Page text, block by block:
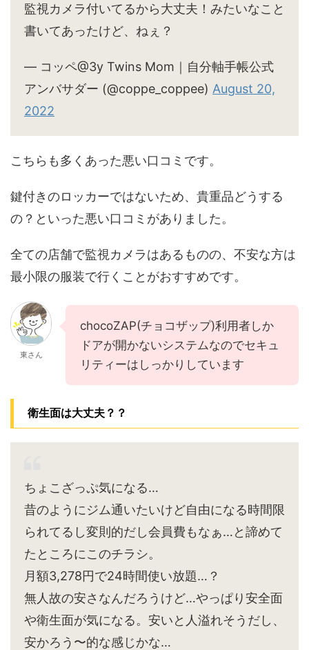
監視カメラ付いてるから大丈夫！みたいなこと
書いてあったけど、ねぇ？
— コッペ@3y Twins Mom｜自分軸手帳公式
アンバサダー (@coppe_coppee) August 20,
2022
こちらも多くあった悪い口コミです。
鍵付きのロッカーではないため、貴重品どうする
の？といった悪い口コミがありました。
全ての店舗で監視カメラはあるものの、不安な方は
最小限の服装で行くことがおすすめです。
東さん
chocoZAP(チョコザップ)利用者しか
ドアが開かないシステムなのでセキュ
リティーはしっかりしています
衛生面は大丈夫？？
ちょこざっぷ気になる…
昔のようにジム通いたいけど自由になる時間限
られてるし変則的だし会員費もなぁ…と諦めて
たところにこのチラシ。
月額3,278円で24時間使い放題…？
無人故の安さなんだろうけど…やっぱり安全面
や衛生面が気になる。安いと人溢れそうだし、
安かろう〜的な感じかな…